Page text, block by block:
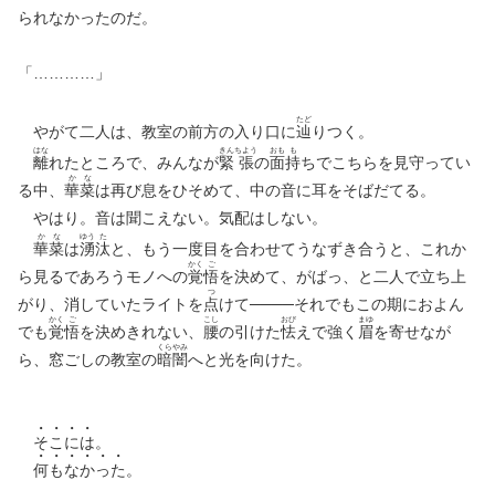
られなかったのだ。
「…………」
やがて二人は、教室の前方の入り口に辿
たど
りつく。
離
はな
れたところで、みんなが緊
きん
張
ちよう
の面
おも
持
も
ちでこちらを見守ってい
る中、 華
か
菜
な
は再び息をひそめて、中の音に耳をそばだてる。
やはり。音は聞こえない。気配はしない。
華
か
菜
な
は湧
ゆう
汰
た
と、もう一度目を合わせてうなずき合うと、これか
ら見るであろうモノへの覚
かく
悟
ご
を決めて、がばっ、と二人で立ち上
がり、消していたライトを点
つ
けて────それでもこの期におよん
でも覚
かく
悟
ご
を決めきれない、 腰
こし
の引けた怯
おび
えで強く 眉
まゆ
を寄せなが
ら、窓ごしの教室の暗
くら
闇
やみ
へと光を向けた。
そこ には。
何もなかった 。